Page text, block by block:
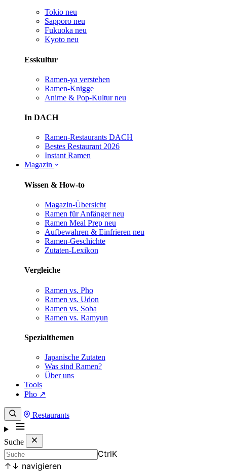
Tokio neu
Sapporo neu
Fukuoka neu
Kyoto neu
Esskultur
Ramen-ya verstehen
Ramen-Knigge
Anime & Pop-Kultur neu
In DACH
Ramen-Restaurants DACH
Bestes Restaurant 2026
Instant Ramen
Magazin
Wissen & How-to
Magazin-Übersicht
Ramen für Anfänger neu
Ramen Meal Prep neu
Aufbewahren & Einfrieren neu
Ramen-Geschichte
Zutaten-Lexikon
Vergleiche
Ramen vs. Pho
Ramen vs. Udon
Ramen vs. Soba
Ramen vs. Ramyun
Spezialthemen
Japanische Zutaten
Was sind Ramen?
Über uns
Tools
Pho ↗
Restaurants
Suche
CtrlK
↑ ↓ navigieren